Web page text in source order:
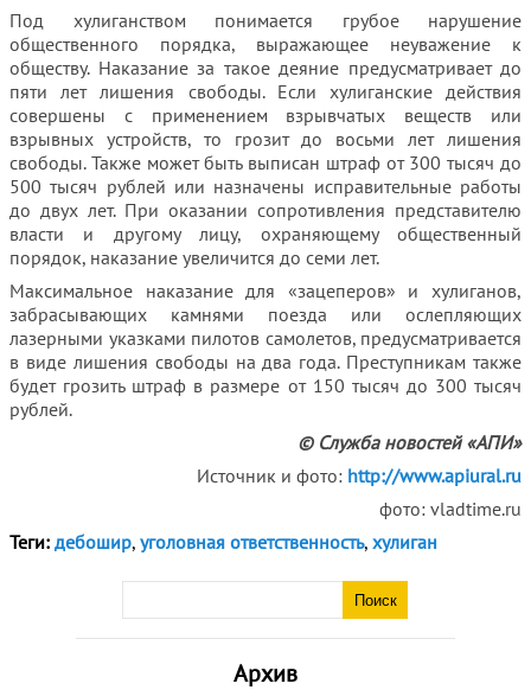
Архив
Под хулиганством понимается грубое нарушение
общественного порядка, выражающее неуважение к
обществу. Наказание за такое деяние предусматривает до
пяти лет лишения свободы. Если хулиганские действия
совершены с применением взрывчатых веществ или
взрывных устройств, то грозит до восьми лет лишения
свободы. Также может быть выписан штраф от 300 тысяч до
500 тысяч рублей или назначены исправительные работы
до двух лет. При оказании сопротивления представителю
власти и другому лицу, охраняющему общественный
порядок, наказание увеличится до семи лет.
Максимальное наказание для «зацеперов» и хулиганов,
забрасывающих камнями поезда или ослепляющих
лазерными указками пилотов самолетов, предусматривается
в виде лишения свободы на два года. Преступникам также
будет грозить штраф в размере от 150 тысяч до 300 тысяч
рублей.
© Служба новостей «АПИ»
Источник и фото: http://www.apiural.ru
фото: vladtime.ru
Теги: дебошир, уголовная ответственность, хулиган